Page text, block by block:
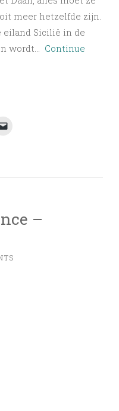
meer hetzelfde zijn.
eiland Sicilië in de
wordt… Continue
–